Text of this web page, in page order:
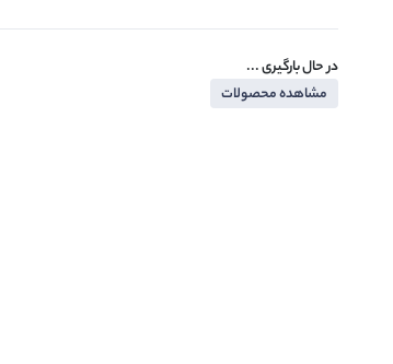
در حال بارگیری ...
مشاهده محصولات